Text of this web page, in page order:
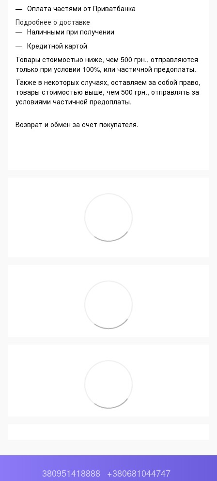
Оплата частями от Приватбанка
Подробнее о доставке
Наличными при получении
Кредитной картой
Товары стоимостью ниже, чем 500 грн., отправляются
только при условии 100%, или частичной предоплаты.
Также в некоторых случаях, оставляем за собой право,
товары стоимостью выше, чем 500 грн., отправлять за
условиями частичной предоплаты.
Возврат и обмен за счет покупателя.
380951418888 +380681044747